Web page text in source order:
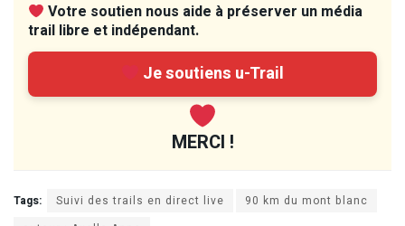
Votre soutien nous aide à préserver un média
trail libre et indépendant.
Je soutiens u-Trail
MERCI !
Tags: Suivi des trails en direct live
90 km du mont blanc